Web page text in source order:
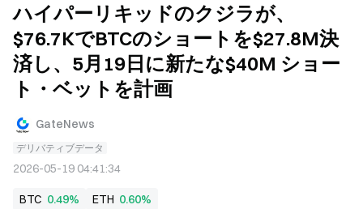
ハイパーリキッドのクジラが、
$76.7KでBTCのショートを$27.8M決
済し、5月19日に新たな$40M ショー
ト・ベットを計画
GateNews
デリバティブデータ
2026-05-19 04:41:34
BTC 0.49% ETH 0.60%